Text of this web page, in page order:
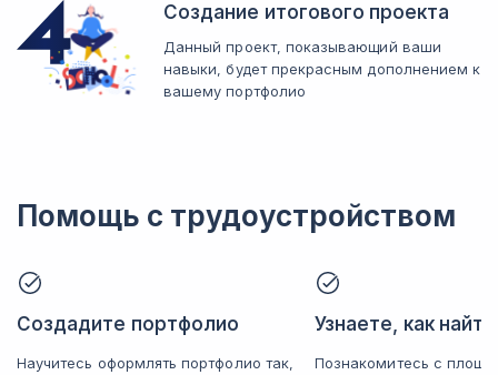
Создание итогового проекта
Данный проект, показывающий ваши
навыки, будет прекрасным дополнением к
вашему портфолио
Помощь с трудоустройством
Создадите портфолио
Научитесь оформлять портфолио так,
Узнаете, как
Познакомитесь с